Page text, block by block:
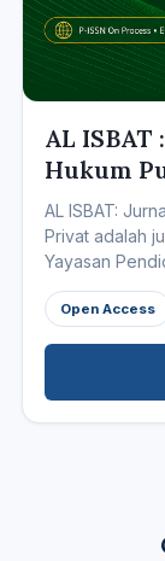
AL
Hukum
AL ISBAT:
Privat adalah jurnal ilmiah hukum yang diterbitkan oleh
Yayasan
Open Access